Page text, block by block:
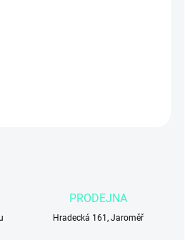
PRODEJNA
Hradecká 161, Jaroměř